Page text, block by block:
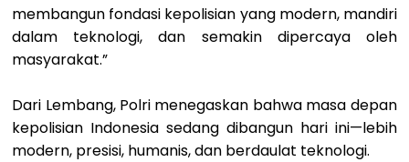
membangun fondasi kepolisian yang modern, mandiri
dalam teknologi, dan semakin dipercaya oleh
masyarakat.”
Dari Lembang, Polri menegaskan bahwa masa depan
kepolisian Indonesia sedang dibangun hari ini—lebih
modern, presisi, humanis, dan berdaulat teknologi.